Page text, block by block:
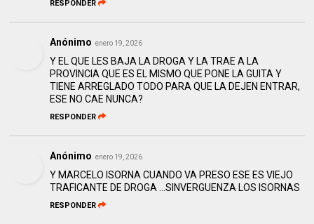
RESPONDER
Anónimo enero 19, 2026
Y EL QUE LES BAJA LA DROGA Y LA TRAE A LA
PROVINCIA QUE ES EL MISMO QUE PONE LA GUITA Y
TIENE ARREGLADO TODO PARA QUE LA DEJEN ENTRAR,
ESE NO CAE NUNCA?
RESPONDER
Anónimo enero 19, 2026
Y MARCELO ISORNA CUANDO VA PRESO ESE ES VIEJO
TRAFICANTE DE DROGA …SINVERGUENZA LOS ISORNAS
RESPONDER